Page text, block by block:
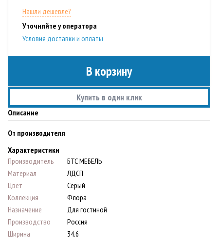
Нашли дешевле?
Уточняйте у оператора
Условия доставки и оплаты
В корзину
Купить в один клик
Описание
От производителя
Характеристики
Производитель
БТС МЕБЕЛЬ
Материал
ЛДСП
Цвет
Серый
Коллекция
Флора
Назначение
Для гостиной
Производство
Россия
Ширина
34.6